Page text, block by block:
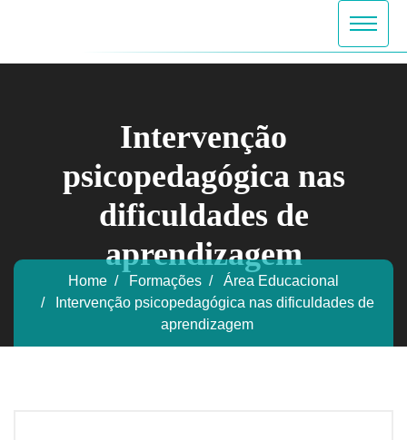
Intervenção
psicopedagógica nas
dificuldades de
aprendizagem
Home Formações
Área Educacional
Intervenção psicopedagógica nas dificuldades de
aprendizagem